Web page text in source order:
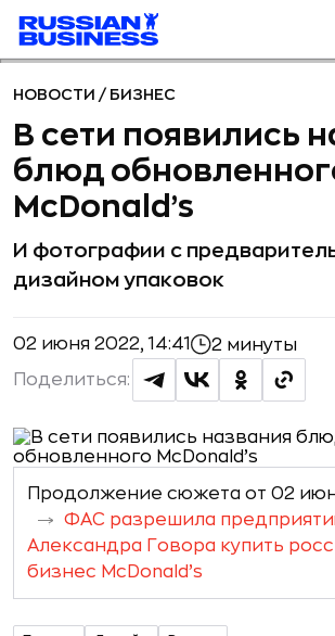
НОВОСТИ / БИЗНЕС
В сети появились
блюд
McDonald’s
И фотографии с
дизайном упаковок
02 июня 2022, 14:41 2 минуты
Поделиться:
Продолжение сюжета от 02
ФАС разрешила
Александра Говора купить
бизнес McDonald’s